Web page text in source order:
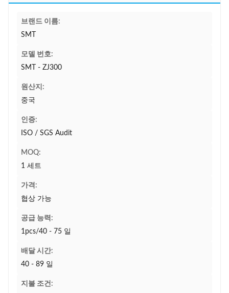
브랜드 이름:
SMT
모델 번호:
SMT - ZJ300
원산지:
중국
인증:
ISO / SGS Audit
MOQ:
1 세트
가격:
협상 가능
공급 능력:
1pcs/40 - 75 일
배달 시간:
40 - 89 일
지불 조건: